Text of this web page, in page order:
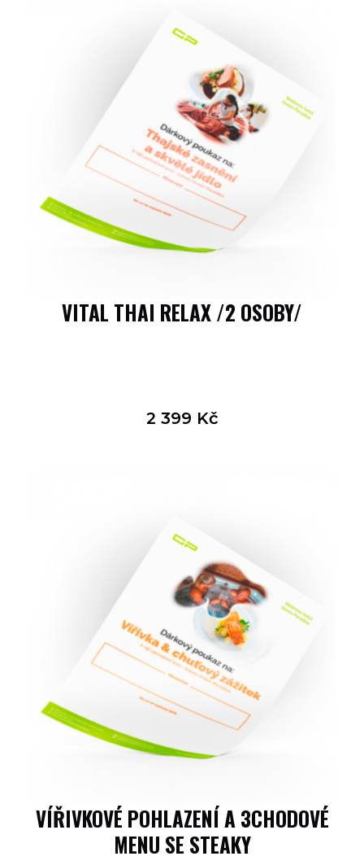
VITAL THAI RELAX /2 OSOBY/
2 399 Kč
VÍŘIVKOVÉ POHLAZENÍ A 3CHODOVÉ
MENU SE STEAKY